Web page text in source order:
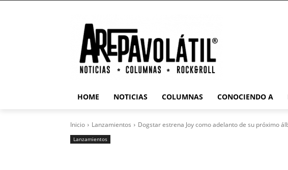
HOME NOTICIAS COLUMNAS CONOCIENDO A
Inicio Lanzamientos Dogstar estrena Joy como adelanto de su próximo
Lanzamientos